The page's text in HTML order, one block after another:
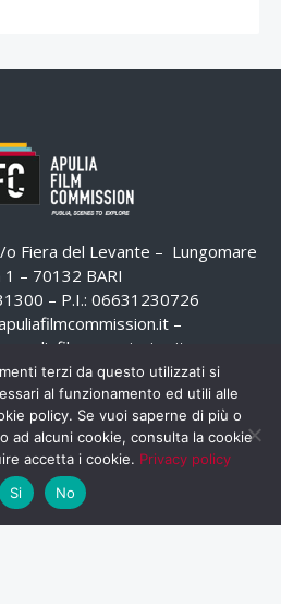
o Fiera del Levante – Lungomare
– 70132 BARI
– P.I.: 06631230726
–
terzi da questo utilizzati si
al funzionamento ed utili alle
policy. Se vuoi saperne di più o
ad alcuni cookie, consulta la cookie
accetta i cookie. Privacy policy
Si
No